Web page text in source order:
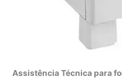
Assistência Técnica para